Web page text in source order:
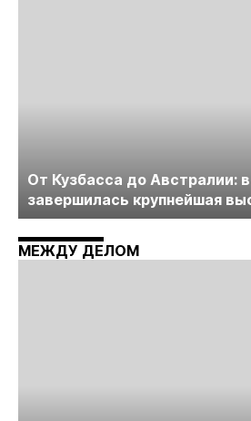
От Кузбасса до Австралии:
завершилась крупнейшая
технологий «Недра России.
Майнинг»
МЕЖДУ ДЕЛОМ